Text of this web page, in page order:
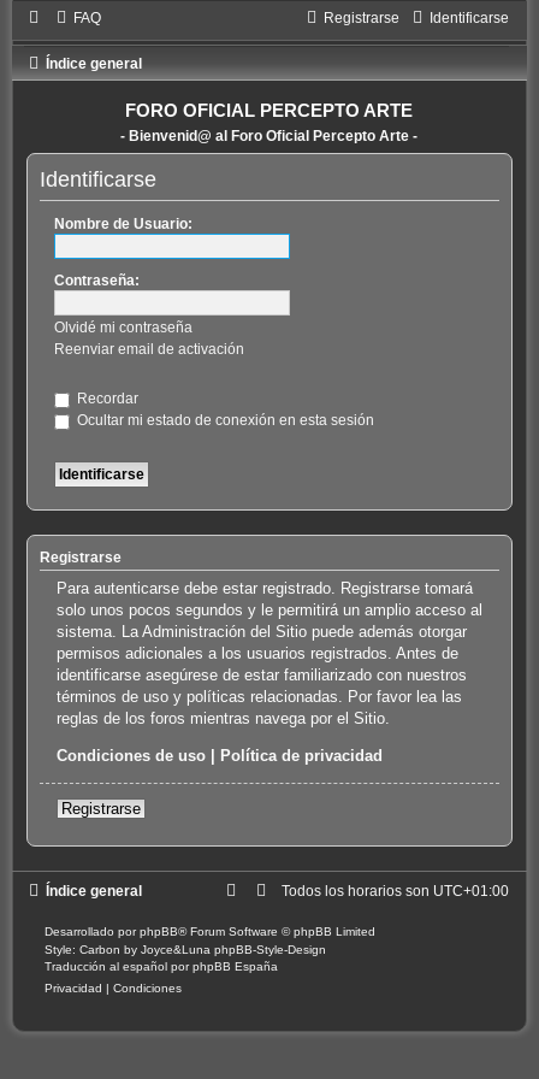
FAQ Identificarse
Registrarse
Índice general
FORO OFICIAL PERCEPTO ARTE
- Bienvenid@ al Foro Oficial Percepto Arte -
Identificarse
Nombre de Usuario:
Contraseña:
Olvidé mi contraseña
Reenviar email de activación
Recordar
Ocultar mi estado de conexión en esta sesión
Registrarse
Para autenticarse debe estar registrado. Registrarse tomará
solo unos pocos segundos y le permitirá un amplio acceso al
sistema. La Administración del Sitio puede además otorgar
permisos adicionales a los usuarios registrados. Antes de
identificarse asegúrese de estar familiarizado con nuestros
términos de uso y políticas relacionadas. Por favor lea las
reglas de los foros mientras navega por el Sitio.
Condiciones de uso Política de privacidad
Registrarse
Índice general Todos los horarios son UTC+01:00
Desarrollado porphpBB® Forum Software © phpBB Limited
Style: Carbon by Joyce&Luna phpBB-Style-Design
Traducción al español porphpBB España
Privacidad
Condiciones